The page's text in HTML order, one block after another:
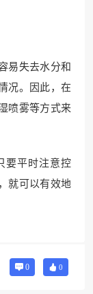
易失去水分和
况。因此，在
喷雾等方式来
要平时注意控
就可以有效地
0 0